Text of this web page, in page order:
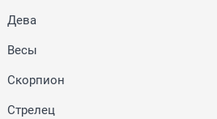
Дева
Весы
Скорпион
Стрелец